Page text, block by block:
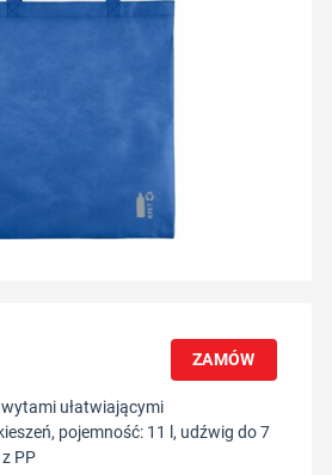
ZAMÓW
ułatwiającymi
pojemność: 11 l, udźwig do 7
PP